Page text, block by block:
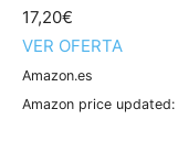
17,20€
VER OFERTA
Amazon.es
Amazon price updated: